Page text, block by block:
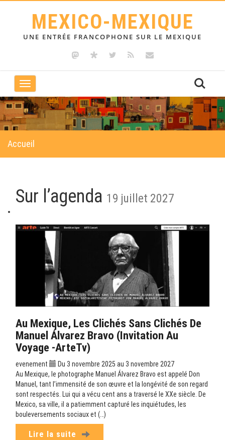
MEXICO-MEXIQUE
UNE ENTRÉE FRANCOPHONE SUR LE MEXIQUE
Toggle
navigation
Accueil
Sur l’agenda 19 juillet 2027
Au Mexique, Les Clichés Sans Clichés De
Manuel Álvarez Bravo (Invitation Au
Voyage -ArteTv)
evenement
Du 3 novembre 2025 au 3 novembre 2027
Au Mexique, le photographe Manuel Álvarez Bravo est appelé Don
Manuel, tant l’immensité de son œuvre et la longévité de son regard
sont respectés. Lui qui a vécu cent ans a traversé le XXe siècle. De
Mexico, sa ville, il a patiemment capturé les inquiétudes, les
bouleversements sociaux et (…)
Lire la suite